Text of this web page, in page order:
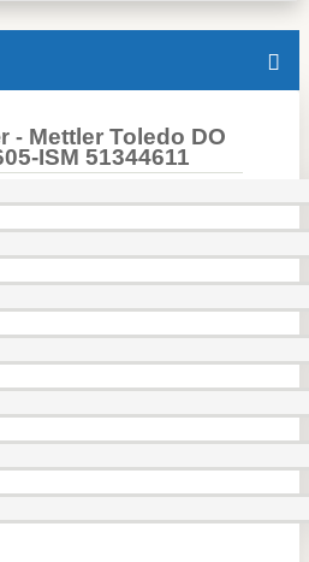
- Mettler Toledo DO
ISM 51344611